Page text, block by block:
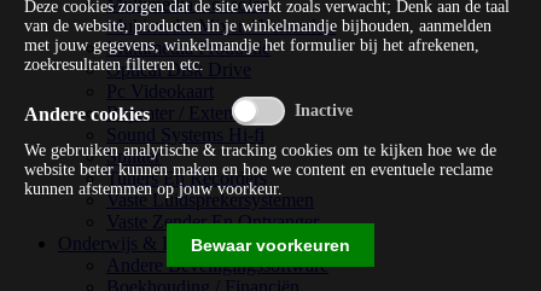
Multimedia Consoles
Multimedia Mixer / Versterker
Multimedia Productie
Optical Disk Drive
Pc Videokaart
Repeater / Extender
Sound Systems Hi-fi
Splitter
Tuners En Recorders
Vaste Luidsprekersystemen
Vaste Zender En Ontvanger
Onderwijs & Recreatie
Andere Beveiligingssoftware
Deze cookies zorgen dat de site werkt zoals verwacht; Denk aan de taal
van de website, producten in je winkelmandje bijhouden, aanmelden
met jouw gegevens, winkelmandje het formulier bij het afrekenen,
zoekresultaten filteren etc.
Andere cookies
We gebruiken analytische & tracking cookies om te kijken hoe we de
website beter kunnen maken en hoe we content en eventuele reclame
kunnen afstemmen op jouw voorkeur.
Bewaar voorkeuren